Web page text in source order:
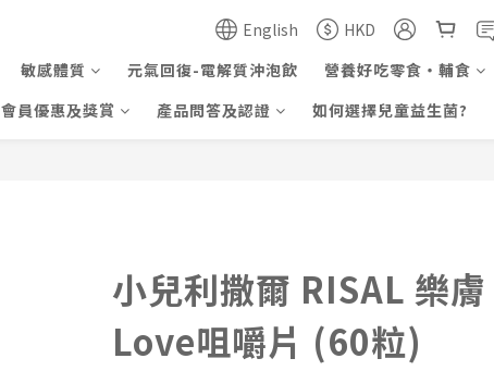
English HKD
敏感體質 元氣回復-電解質沖泡飲 營養好吃零食・輔食
會員優惠及獎賞 產品問答及認證 如何選擇兒童益生菌?
小兒利撒爾 RISAL 樂膚
Love咀嚼片 (60粒)